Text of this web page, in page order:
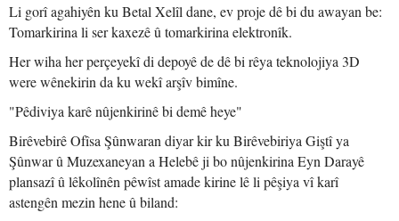
Li gorî agahiyên ku Betal Xelîl dane, ev proje dê bi du awayan be:
Tomarkirina li ser kaxezê û tomarkirina elektronîk.
Her wiha her perçeyekî di depoyê de dê bi rêya teknolojiya 3D
were wênekirin da ku wekî arşîv bimîne.
"Pêdiviya karê nûjenkirinê bi demê heye"
Birêvebirê Ofîsa Şûnwaran diyar kir ku Birêvebiriya Giştî ya
Şûnwar û Muzexaneyan a Helebê ji bo nûjenkirina Eyn Darayê
plansazî û lêkolînên pêwîst amade kirine lê li pêşiya vî karî
astengên mezin hene û biland: